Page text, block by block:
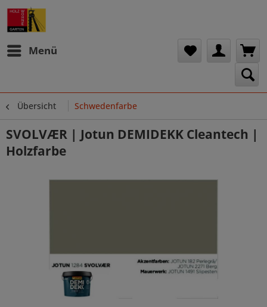
Menü
Übersicht Schwedenfarbe
SVOLVÆR | Jotun DEMIDEKK Cleantech |
Holzfarbe